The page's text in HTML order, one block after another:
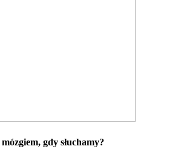
gdy słuchamy?